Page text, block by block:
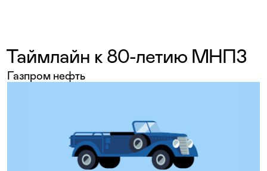
Таймлайн к 80-летию МНПЗ
Газпром нефть